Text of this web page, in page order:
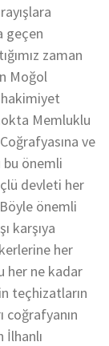
geçen
zaman
Moğol
hakimiyet
Memluklu
ve
bu önemli
devleti her
Böyle önemli
karşıya
her
her ne kadar
teçhizatların
coğrafyanın